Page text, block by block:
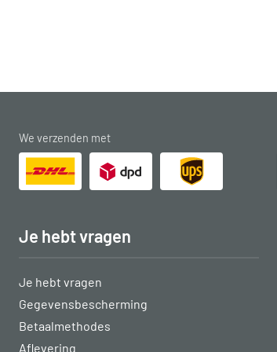
We verzenden met
Je hebt vragen
Je hebt vragen
Gegevensbescherming
Betaalmethodes
Aflevering